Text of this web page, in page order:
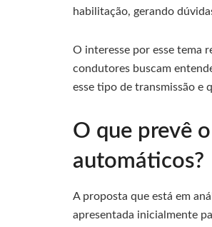
habilitação, gerando
O interesse por esse tema
condutores buscam
esse tipo de transmissão e
O que prevê
automáticos?
A proposta que está em
apresentada inicialmente